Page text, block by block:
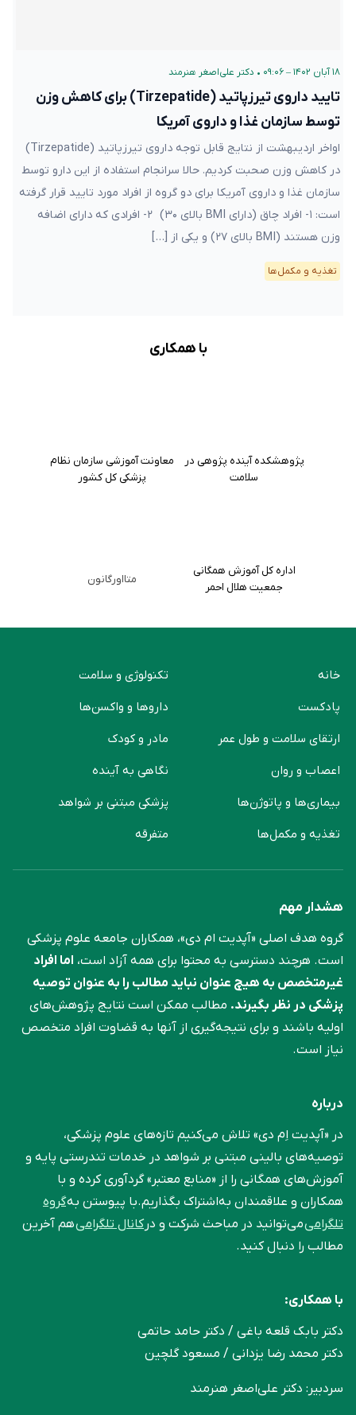
۱۸ آبان ۱۴۰۲ – ۰۹:۰۶ • دکتر علی‌اصغر هنرمند
تایید داروی تیرزپاتید (Tirzepatide) برای کاهش وزن
توسط سازمان غذا و داروی آمریکا
اواخر اردیبهشت از نتایج قابل توجه داروی تیرزپاتید (Tirzepatide)
در کاهش وزن صحبت کردیم. حالا سرانجام استفاده از این دارو توسط
سازمان غذا و داروی آمریکا برای دو گروه از افراد مورد تایید قرار گرفته
است: ۱- افراد چاق (دارای BMI بالای ۳۰) ۲- افرادی که دارای اضافه
وزن هستند (BMI بالای ۲۷) و یکی از […]
تغذیه و مکمل‌ها
با همکاری
پژوهشکده آینده پژوهی در
سلامت
معاونت آموزشی سازمان نظام
پزشکی کل کشور
اداره کل آموزش همگانی
جمعیت هلال احمر
متااورگانون
خانه
پادکست
ارتقای سلامت و طول عمر
اعصاب و روان
بیماری‌ها و پاتوژن‌ها
تغذیه و مکمل‌ها
تکنولوژی و سلامت
دارو‌ها و واکسن‌ها
مادر و کودک
نگاهی به آینده
پزشکی مبتنی بر شواهد
متفرقه
هشدار مهم
گروه هدف اصلی «آپدیت ام دی»، همکاران جامعه علوم ‌پزشکی
است. هرچند دسترسی به محتوا برای همه آزاد است، اما افراد
غیرمتخصص به هیچ عنوان نباید مطالب را به عنوان توصیه
پزشکی در نظر بگیرند. مطالب ممکن است نتایج پژوهش‌های
اولیه باشند و برای نتیجه‌گیری از آنها به قضاوت افراد متخصص
نیاز است.
درباره
در «آپدیت اِم دی» تلاش می‌کنیم تازه‌های علوم پزشکی،
توصیه‌های بالینی مبتنی بر شواهد در خدمات تندرستی پایه و
آموزش‌های همگانی را از «منابع معتبر» گردآوری کرده و با
همکاران و علاقمندان به‌اشتراک بگذاریم.با پیوستن بهگروه
تلگرامیمی‌توانید در مباحث شرکت و درکانال تلگرامیهم آخرین
مطالب را دنبال کنید.
با همکاری:
دکتر بابک قلعه‌ باغی / دکتر حامد حاتمی
دکتر محمد رضا یزدانی / مسعود گلچین
سردبیر: دکتر علی‌اصغر هنرمند